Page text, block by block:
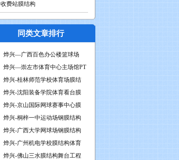
收费站膜结构
同类文章排行
烨兴—广西百色办公楼篮球场
烨兴—崇左市体育中心主场馆PT
烨兴-桂林师范学校体育场膜结
烨兴-沈阳装备学院体育看台膜
烨兴-京山国际网球赛事中心膜
烨兴-桐梓一中运动场钢膜结构
烨兴-广西大学网球场钢膜结构
烨兴-广州机电学校膜结构体育
烨兴-佛山三水膜结构舞台工程